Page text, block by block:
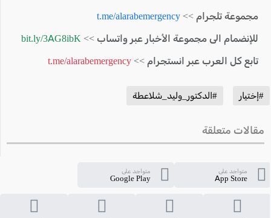
مجموعة تلجرام >> t.me/alarabemergency
للإنضمام الى مجموعة الأخبار عبر واتساب >> bit.ly/3AG8ibK
تابع كل العرب عبر انستجرام >> t.me/alarabemergency
#إختيار #الدكتور_وليد_شلاعطة
مقالات متعلقة
متواجد على
App Store
متواجد على
Google Play